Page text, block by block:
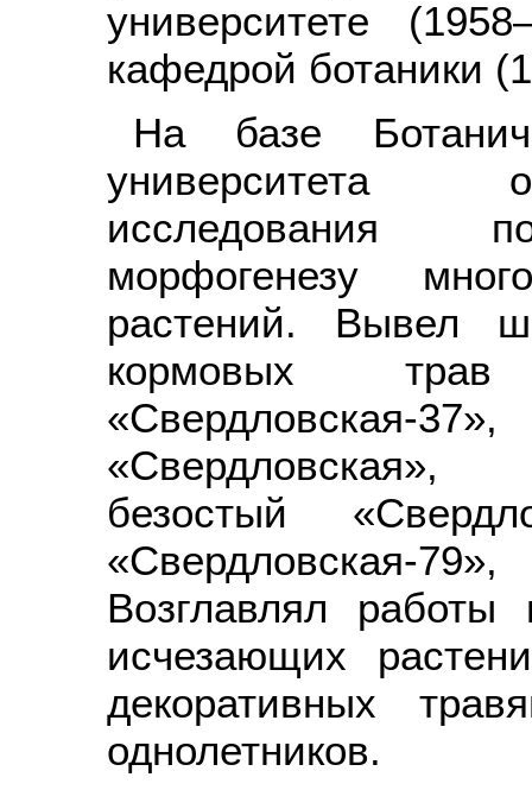
университете
кафедрой ботаники
На базе
университета
исследования
морфогенезу
растений. Вывел
кормовых
«Свердловская-
«Свердловская»,
безостый
«Свердловская-
Возглавлял
исчезающих
декоративных
однолетников.